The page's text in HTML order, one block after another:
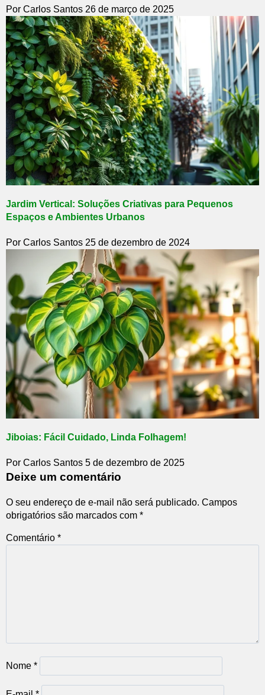
Por Carlos Santos 26 de março de 2025
Jardim Vertical: Soluções Criativas para Pequenos
Espaços e Ambientes Urbanos
Por Carlos Santos 25 de dezembro de 2024
Jiboias: Fácil Cuidado, Linda Folhagem!
Por Carlos Santos 5 de dezembro de 2025
Deixe um comentário
O seu endereço de e-mail não será publicado. Campos
obrigatórios são marcados com *
Comentário *
Nome *